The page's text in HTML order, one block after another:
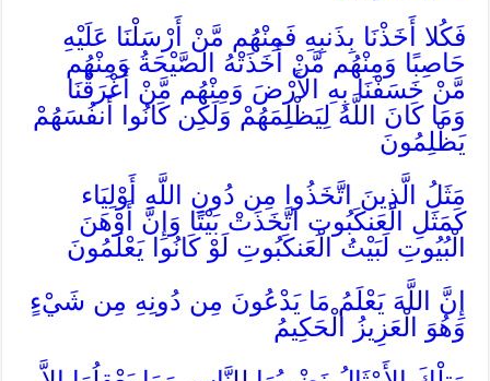
فَكُلا أَخَذْنَا بِذَنبِهِ فَمِنْهُم مَّنْ أَرْسَلْنَا عَلَيْهِ
حَاصِبًا وَمِنْهُم مَّنْ أَخَذَتْهُ الصَّيْحَةُ وَمِنْهُم
مَّنْ خَسَفْنَا بِهِ الأَرْضَ وَمِنْهُم مَّنْ أَغْرَقْنَا
وَمَا كَانَ اللَّهُ لِيَظْلِمَهُمْ وَلَكِن كَانُوا أَنفُسَهُمْ
يَظْلِمُونَ
مَثَلُ الَّذِينَ اتَّخَذُوا مِن دُونِ اللَّهِ أَوْلِيَاء
كَمَثَلِ الْعَنكَبُوتِ اتَّخَذَتْ بَيْتًا وَإِنَّ أَوْهَنَ
الْبُيُوتِ لَبَيْتُ الْعَنكَبُوتِ لَوْ كَانُوا يَعْلَمُونَ
إِنَّ اللَّهَ يَعْلَمُ مَا يَدْعُونَ مِن دُونِهِ مِن شَيْءٍ
وَهُوَ الْعَزِيزُ الْحَكِيمُ